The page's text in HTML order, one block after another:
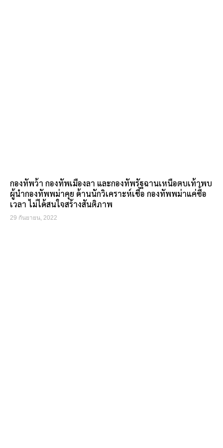
กองทัพว้า กองทัพเมืองลา และกองทัพรัฐฉานเหนือตบเท้าพบ
ผู้นำกองทัพพม่าคุย ด้านนักวิเคราะห์เชื่อ กองทัพพม่าแค่ซื้อ
เวลา ไม่ได้สนใจสร้างสันติภาพ
29 กันยายน, 2022